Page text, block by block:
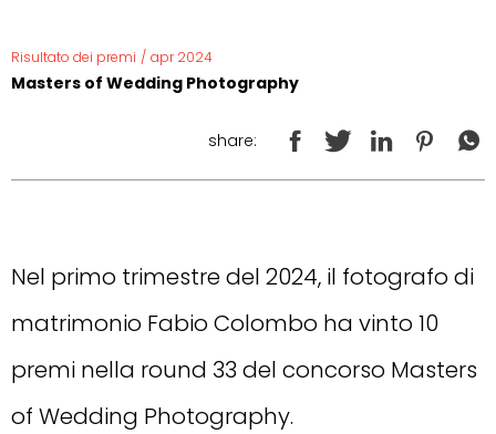
Risultato dei premi / apr 2024
Masters of Wedding Photography
share:
Nel primo trimestre del 2024, il fotografo di
matrimonio Fabio Colombo ha vinto 10
premi nella round 33 del concorso Masters
of Wedding Photography.